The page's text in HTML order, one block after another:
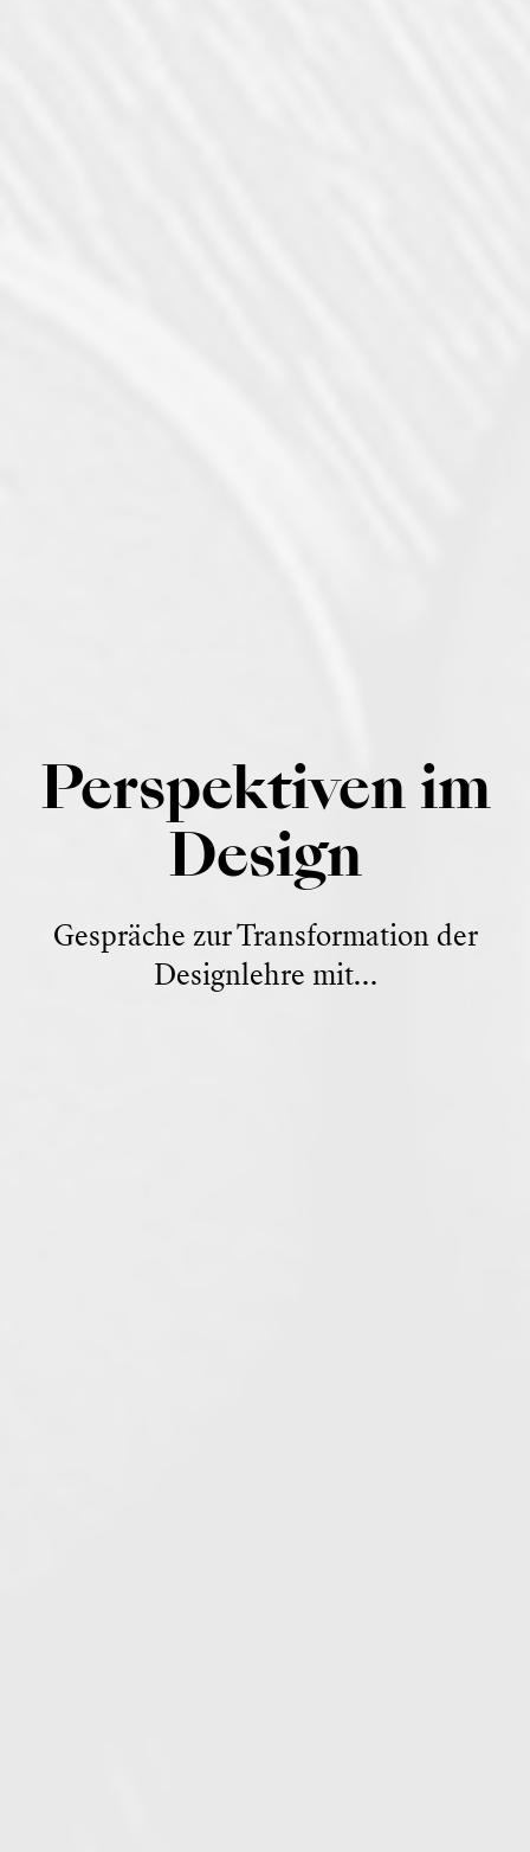
Perspektiven im
Design
Gespräche zur Transformation der
Designlehre mit…